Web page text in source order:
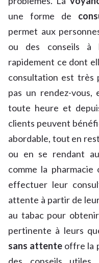
une forme de
permet aux
ou des conseils à
rapidement ce dont
consultation est très
pas un rendez-
toute heure et
clients peuvent
abordable, tout en
ou en se rendant
comme la
effectuer leur
attente à partir de
au tabac pour
pertinente à leurs
sans attente offre la